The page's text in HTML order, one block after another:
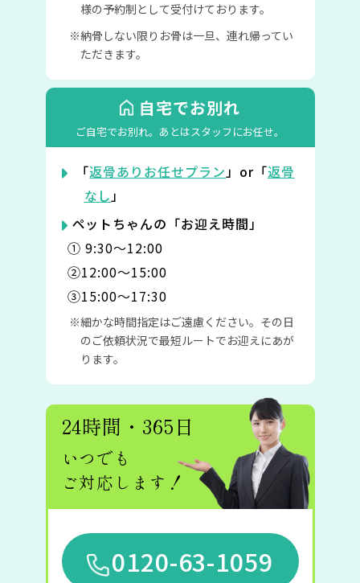
様の予約制として受付けております。
納骨しない限りお骨は一旦、連れ帰ってい
ただきます。
自宅でお別れ
ご自宅でお別れ。 あとはスタッフにお任せ。
「返骨ありお任せプラン」or「返骨
なし」
ペットちゃんの「お迎え時間」
① 9:30〜12:00
②12:00〜15:00
③15:00〜17:30
細かな時間指定はご遠慮ください。その日
のご依頼状況で最短ルートでお迎えにあが
ります。
24時間・365日
いつでも
ご対応します！
0120-63-1059